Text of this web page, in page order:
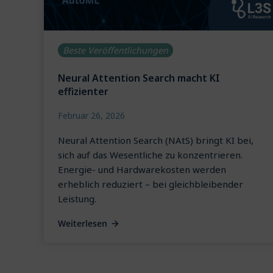
Beste Veröffentlichungen
Neural Attention Search macht KI
effizienter
Februar 26, 2026
Neural Attention Search (NAtS) bringt KI bei,
sich auf das Wesentliche zu konzentrieren.
Energie- und Hardwarekosten werden
erheblich reduziert – bei gleichbleibender
Leistung.
Weiterlesen